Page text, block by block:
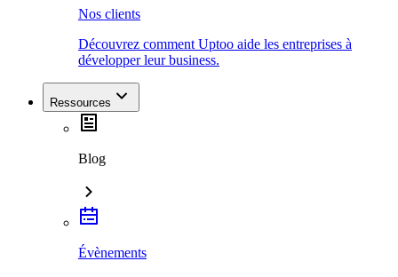
Nos clients
Découvrez comment Uptoo aide les entreprises à
développer leur business.
Ressources
Blog
Évènements